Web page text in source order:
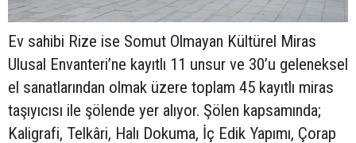
Ev sahibi Rize ise Somut Olmayan Kültürel Miras
Ulusal Envanteri’ne kayıtlı 11 unsur ve 30’u geleneksel
el sanatlarından olmak üzere toplam 45 kayıtlı miras
taşıyıcısı ile şölende yer alıyor. Şölen kapsamında;
Kaligrafi, Telkâri, Halı Dokuma, İç Edik Yapımı, Çorap